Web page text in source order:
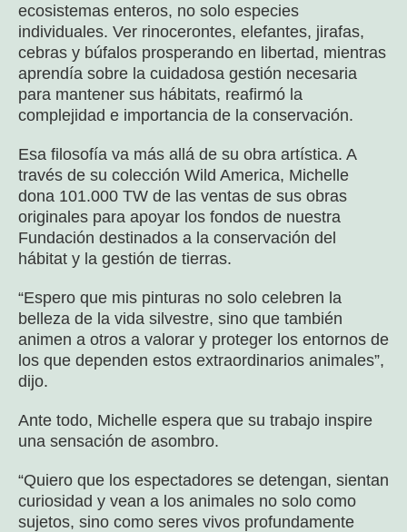
ecosistemas enteros, no solo especies
individuales. Ver rinocerontes, elefantes, jirafas,
cebras y búfalos prosperando en libertad, mientras
aprendía sobre la cuidadosa gestión necesaria
para mantener sus hábitats, reafirmó la
complejidad e importancia de la conservación.
Esa filosofía va más allá de su obra artística. A
través de su colección Wild America, Michelle
dona 101.000 TW de las ventas de sus obras
originales para apoyar los fondos de nuestra
Fundación destinados a la conservación del
hábitat y la gestión de tierras.
“Espero que mis pinturas no solo celebren la
belleza de la vida silvestre, sino que también
animen a otros a valorar y proteger los entornos de
los que dependen estos extraordinarios animales”,
dijo.
Ante todo, Michelle espera que su trabajo inspire
una sensación de asombro.
“Quiero que los espectadores se detengan, sientan
curiosidad y vean a los animales no solo como
sujetos, sino como seres vivos profundamente